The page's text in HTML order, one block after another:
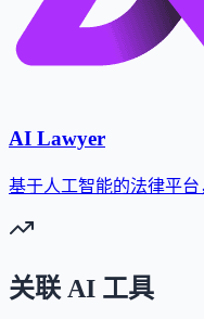
AI Lawyer
基于人工智能的法律平
关联 AI 工具